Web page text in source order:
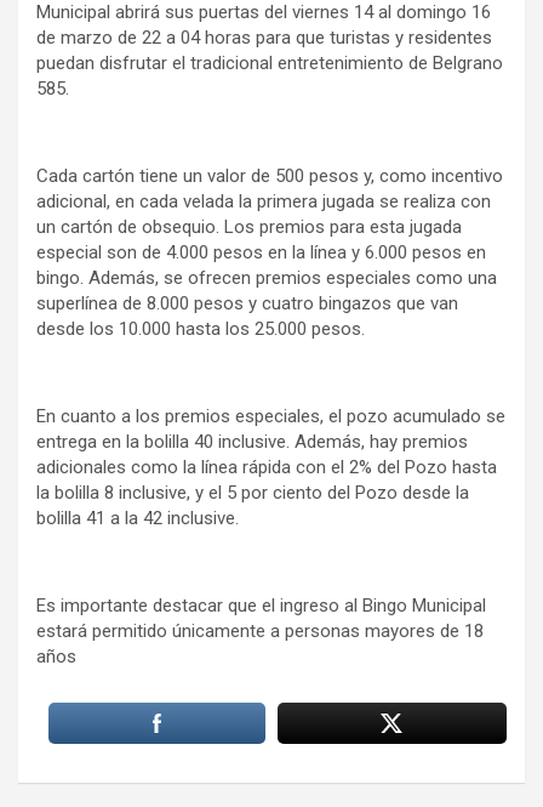
Municipal abrirá sus puertas del viernes 14 al domingo 16
de marzo de 22 a 04 horas para que turistas y residentes
puedan disfrutar el tradicional entretenimiento de Belgrano
585.
Cada cartón tiene un valor de 500 pesos y, como incentivo
adicional, en cada velada la primera jugada se realiza con
un cartón de obsequio. Los premios para esta jugada
especial son de 4.000 pesos en la línea y 6.000 pesos en
bingo. Además, se ofrecen premios especiales como una
superlínea de 8.000 pesos y cuatro bingazos que van
desde los 10.000 hasta los 25.000 pesos.
En cuanto a los premios especiales, el pozo acumulado se
entrega en la bolilla 40 inclusive. Además, hay premios
adicionales como la línea rápida con el 2% del Pozo hasta
la bolilla 8 inclusive, y el 5 por ciento del Pozo desde la
bolilla 41 a la 42 inclusive.
Es importante destacar que el ingreso al Bingo Municipal
estará permitido únicamente a personas mayores de 18
años